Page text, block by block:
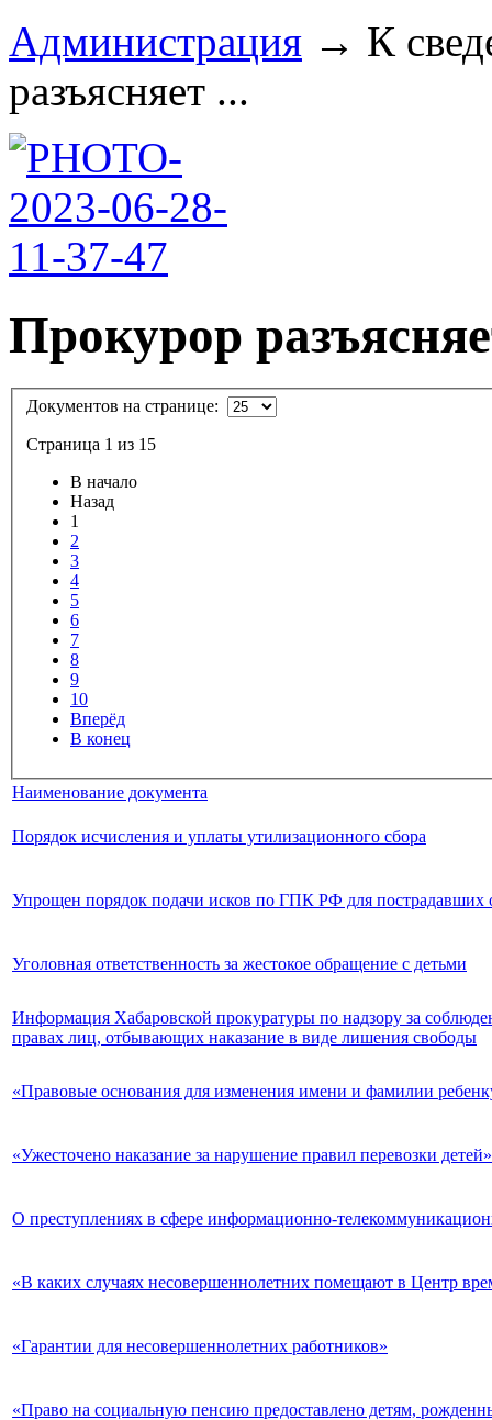
Администрация → К
разъясняет ...
Прокурор
Документов на странице:
Страница 1 из 15
В начало
Назад
1
2
3
4
5
6
7
8
9
10
Вперёд
В конец
Наименование документа
Порядок исчисления и уплаты утилизационного сбора
Упрощен порядок подачи исков по ГПК РФ для пострадавших
Уголовная ответственность за жестокое обращение с детьми
Информация Хабаровской прокуратуры по надзору за
правах лиц, отбывающих наказание в виде лишения свободы
«Правовые основания для изменения имени и фамилии
«Ужесточено наказание за нарушение правил перевозки детей»
О преступлениях в сфере информационно-
«В каких случаях несовершеннолетних помещают в Центр
«Гарантии для несовершеннолетних работников»
«Право на социальную пенсию предоставлено детям,